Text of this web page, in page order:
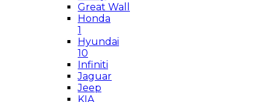
Great Wall
Honda
1
Hyundai
10
Infiniti
Jaguar
Jeep
KIA